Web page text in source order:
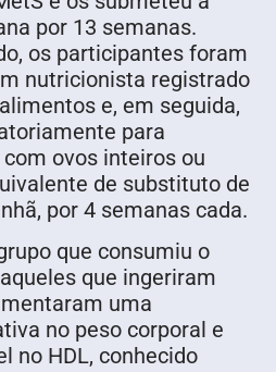
por 13 semanas.
os participantes foram
nutricionista registrado
e, em seguida,
para
ovos inteiros ou
de substituto de
por 4 semanas cada.
que consumiu o
que ingeriram
uma
no peso corporal e
no HDL, conhecido